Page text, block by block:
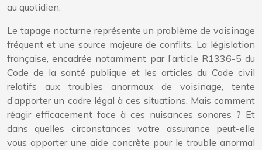
au quotidien.
Le tapage nocturne représente un problème de voisinage
fréquent et une source majeure de conflits. La législation
française, encadrée notamment par l’article R1336-5 du
Code de la santé publique et les articles du Code civil
relatifs aux troubles anormaux de voisinage, tente
d’apporter un cadre légal à ces situations. Mais comment
réagir efficacement face à ces nuisances sonores ? Et
dans quelles circonstances votre assurance peut-elle
vous apporter une aide concrète pour le trouble anormal